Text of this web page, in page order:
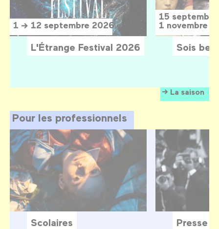
La saison
1 → 12 septembre 2026
L'Étrange Festival 2026
15
1 novembre
Sois
Pour les professionnels
Scolaires Presse